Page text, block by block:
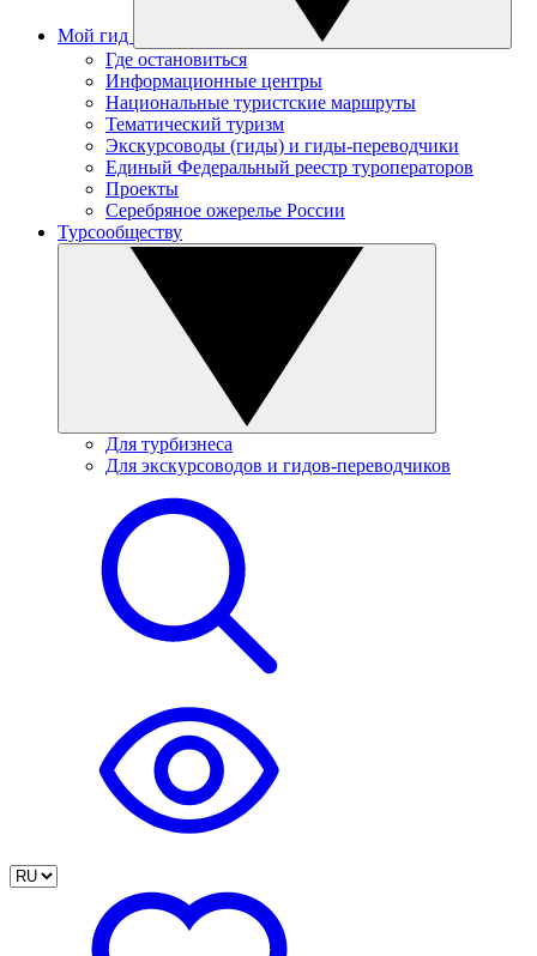
Мой гид
Где остановиться
Информационные центры
Национальные туристские маршруты
Тематический туризм
Экскурсоводы (гиды) и гиды-переводчики
Единый Федеральный реестр туроператоров
Проекты
Серебряное ожерелье России
Турсообществу
Для турбизнеса
Для экскурсоводов и гидов-переводчиков